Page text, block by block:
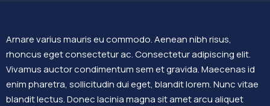
Arnare varius mauris eu commodo. Aenean nibh risus,
rhoncus eget consectetur ac. Consectetur adipiscing elit.
Vivamus auctor condimentum sem et gravida. Maecenas id
enim pharetra, sollicitudin dui eget, blandit lorem. Nunc vitae
blandit lectus. Donec lacinia magna sit amet arcu aliquet